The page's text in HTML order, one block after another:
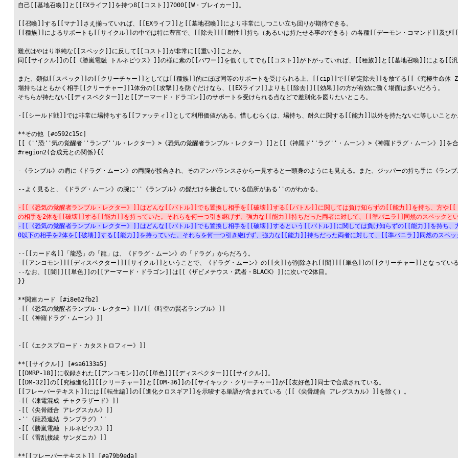
自己[[墓地召喚]]と[[EXライフ]]を持つ8[[コスト]]7000[[W・ブレイカー]]。
[[召喚]]する[[マナ]]さえ揃っていれば、[[EXライフ]]と[[墓地召喚]]により非常にしつこい立ち回りが期待できる。
[[種族]]によるサポートも[[サイクル]]の中では特に豊富で、[[除去]][[耐性]]持ち（あるいは持たせる事のできる）の各種[[デーモン・コマンド]]及び
難点はやはり単純な[[スペック]]に反して[[コスト]]が非常に[[重い]]ことか。
同[[サイクル]]の[[《勝嵐電融 トルネビウス》]]の様に素の[[パワー]]を低くしてでも[[コスト]]が下がっていれば、[[種族]]と[[墓地召喚]]による[[汎
また、類似[[スペック]]の[[クリーチャー]]としては[[種族]]的にほぼ同等のサポートを受けられる上、[[cip]]で[[確定除去]]を放てる[[《究極生命体 Z
場持ちはともかく相手[[クリーチャー]]1体分の[[攻撃]]を防ぐだけなら、[[EXライフ]]よりも[[除去]][[効果]]の方が有効に働く場面は多いだろう。
そちらが持たない[[ディスペクター]]と[[アーマード・ドラゴン]]のサポートを受けられる点などで差別化を図りたいところ。
-[[シールド戦]]では非常に場持ちする[[ファッティ]]として利用価値がある。惜しむらくは、場持ち、耐久に関する[[能力]]以外を持たないに等しいことか
**その他 [#o592c15c]
[[《''恐''気の覚醒者''ランブ''ル・レクター》>《恐気の覚醒者ランブル・レクター》]]と[[《神羅ド''ラグ''・ムーン》>《神羅ドラグ・ムーン》]]を合
#region2(合成元との関係){{
-《ランブル》の肩に《ドラグ・ムーン》の両腕が接合され、そのアンバランスさから一見すると一頭身のようにも見える。また、ジッパーの持ち手に《ラン
--よく見ると、《ドラグ・ムーン》の腕に''《ランブル》の髭だけを接合している箇所がある''のがわかる。
-[[《恐気の覚醒者ランブル・レクター》]]はどんな[[バトル]]でも置換し相手を[[破壊]]する[[バトル]]に関しては負け知らずの[[能力]]を持ち、方や[[
の相手を2体を[[破壊]]する[[能力]]を持っていた。それらを何一つ引き継げず、強力な[[能力]]持ちだった両者に対して、[[準バニラ]]同然のスペックとい
-[[《恐気の覚醒者ランブル・レクター》]]はどんな[[バトル]]でも置換し相手を[[破壊]]するという[[バトル]]に関しては負け知らずの[[能力]]を持ち
0以下の相手を2体を[[破壊]]する[[能力]]を持っていた。それらを何一つ引き継げず、強力な[[能力]]持ちだった両者に対して、[[準バニラ]]同然のスペック
--[[カード名]]「龍恐」の「龍」は、《ドラグ・ムーン》の「ドラグ」からだろう。
-[[アンコモン]][[ディスペクター]][[サイクル]]ということで、《ドラグ・ムーン》の[[火]]が削除され[[闇]][[単色]]の[[クリーチャー]]となっている
--なお、[[闇]][[単色]]の[[アーマード・ドラゴン]]は[[《ザビメテウス・武者・BLACK》]]に次いで2体目。
}}
**関連カード [#i8e62fb2]
-[[《恐気の覚醒者ランブル・レクター》]]/[[《時空の賢者ランブル》]]
-[[《神羅ドラグ・ムーン》]]
-[[《エクスプロード・カタストロフィー》]]
**[[サイクル]] [#sa6133a5]
[[DMRP-18]]に収録された[[アンコモン]]の[[単色]][[ディスペクター]][[サイクル]]。
[[DM-32]]の[[究極進化]][[クリーチャー]]と[[DM-36]]の[[サイキック・クリーチャー]]が[[友好色]]同士で合成されている。
[[フレーバーテキスト]]には[[転生編]]の[[進化クロスギア]]を示唆する単語が含まれている（[[《尖骨縫合 アレグスカル》]]を除く）。
-[[《凍電混成 チャクラザード》]]
-[[《尖骨縫合 アレグスカル》]]
-''《龍恐連結 ランブラグ》''
-[[《勝嵐電融 トルネビウス》]]
-[[《雷乱接続 サンダニカ》]]
**[[フレーバーテキスト]] [#a79b9eda]